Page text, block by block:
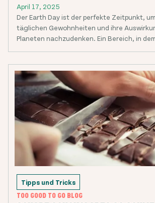
April 17, 2025
Der Earth Day ist der perfekte Zeitpunkt,
täglichen Gewohnheiten und ihre
Planeten nachzudenken. Ein Bereich, in
Tipps und Tricks
TOO GOOD TO GO BLOG